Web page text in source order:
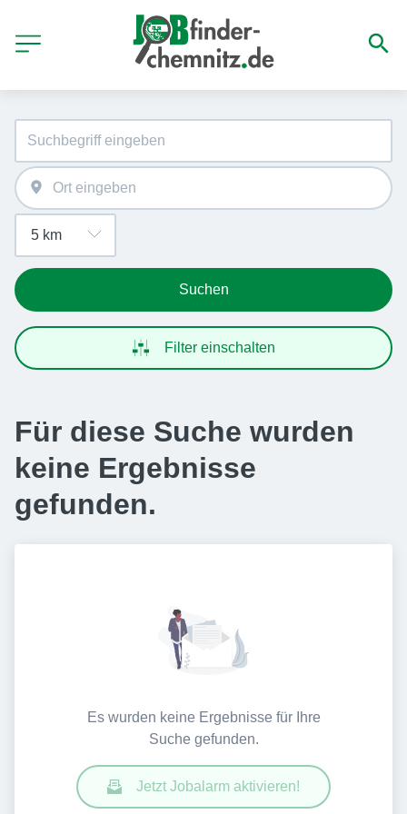
Suchen
Filter einschalten
Für diese Suche wurden
keine Ergebnisse
gefunden.
Es wurden keine Ergebnisse für Ihre
Suche gefunden.
Jetzt Jobalarm aktivieren!